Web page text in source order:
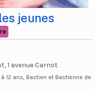
jeunes
1 avenue Carnot
12 ans, Bastien et Bastienne de